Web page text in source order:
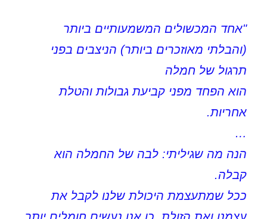
"אחד המכשולים המשמעותיים ביותר
(והבלתי מאוזכרים ביותר) הניצבים בפני
תרגול של חמלה
הוא הפחד מפני קביעת גבולות והטלת
אחריות.
…
הנה מה שגיליתי: לבה של החמלה הוא
קבלה.
ככל שמתעצמת היכולת שלנו לקבל את